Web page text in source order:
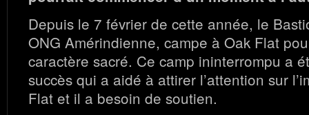
Depuis le 7 février de cette année, le
ONG Amérindienne, campe à Oak Flat
caractère sacré. Ce camp ininterrompu a
succès qui a aidé à attirer l’attention sur
Flat et il a besoin de soutien.